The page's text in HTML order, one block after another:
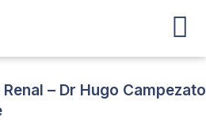
– Dr Hugo Campezato